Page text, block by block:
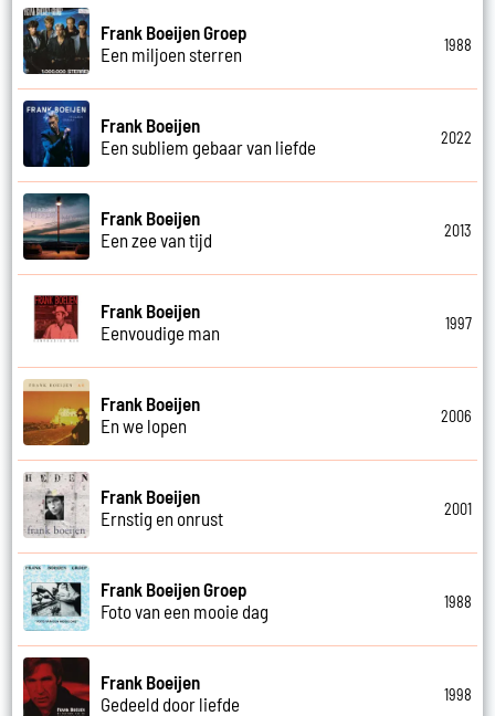
Frank Boeijen Groep
Een miljoen sterren
1988
Frank Boeijen
Een subliem gebaar van liefde
2022
Frank Boeijen
Een zee van tijd
2013
Frank Boeijen
Eenvoudige man
1997
Frank Boeijen
En we lopen
2006
Frank Boeijen
Ernstig en onrust
2001
Frank Boeijen Groep
Foto van een mooie dag
1988
Frank Boeijen
Gedeeld door liefde
1998